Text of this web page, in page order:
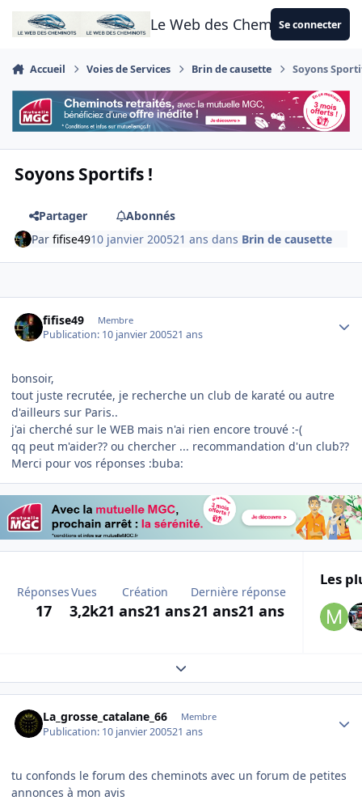
Aller au contenu
Le Web des CheminotsSe connecter
Accueil Voies de Services Brin de causette Soyons
Soyons Sportifs !
Partager
Abonnés
Parfifise4910 janvier 200521 ans dans Brin de causette
fifise49 Membre
Publication: 10 janvier 200521 ans
bonsoir,
tout juste recrutée, je recherche un club de karaté ou autre
d'ailleurs sur Paris..
j'ai cherché sur le WEB mais n'ai rien encore trouvé :-(
qq peut m'aider?? ou chercher ... recommandation d'un club??
Merci pour vos réponses :buba:
Réponses
17
Vues
3,2k
Création
21 ans21 ans
Dernière réponse
21 ans21 ans
Les
Expand topic overview
La_grosse_catalane_66 Membre
Publication: 10 janvier 200521 ans
tu confonds le forum des cheminots avec un forum de petites
annonces à mon avis